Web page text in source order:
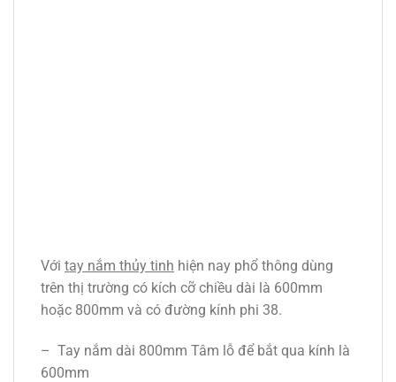
Với tay nắm thủy tinh hiện nay phổ thông dùng
trên thị trường có kích cỡ chiều dài là 600mm
hoặc 800mm và có đường kính phi 38.
– Tay nắm dài 800mm Tâm lỗ để bắt qua kính là
600mm